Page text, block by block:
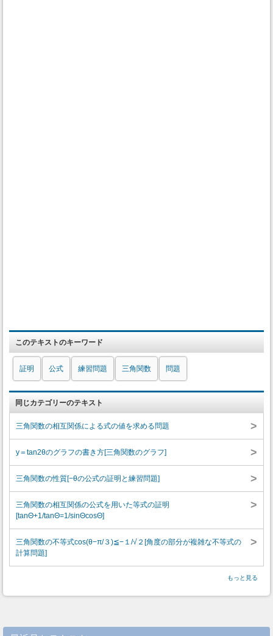
このテキストのキーワード
証明 公式 練習問題 三角関数 問題
同じカテゴリーのテキスト
三角関数の相互関係による式の値を求める問題 >
y＝tan2θのグラフの書き方[三角関数のグラフ] >
三角関数の性質[−θの公式の証明と練習問題] >
三角関数の相互関係の公式を用いた等式の証明
[tanΘ+1/tanΘ=1/sinΘcosΘ]
>
三角関数の不等式cos(θ−π/３)≦−１/√２[角度の部分が複雑な不等式の
計算問題]
>
もっと見る